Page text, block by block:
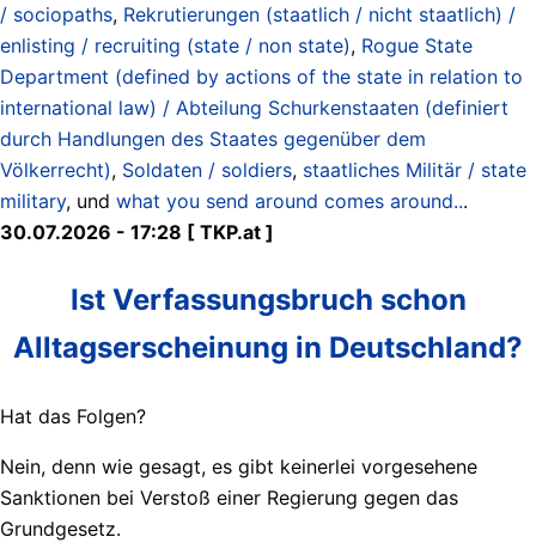
/ sociopaths, Rekrutierungen (staatlich / nicht staatlich) /
enlisting / recruiting (state / non state), Rogue State
Department (defined by actions of the state in relation to
international law) / Abteilung Schurkenstaaten (definiert
durch Handlungen des Staates gegenüber dem
Völkerrecht), Soldaten / soldiers, staatliches Militär / state
military, und what you send around comes around...
30.07.2026 - 17:28 [ TKP.at ]
Ist Verfassungsbruch schon
Alltagserscheinung in Deutschland?
Hat das Folgen?
Nein, denn wie gesagt, es gibt keinerlei vorgesehene
Sanktionen bei Verstoß einer Regierung gegen das
Grundgesetz.